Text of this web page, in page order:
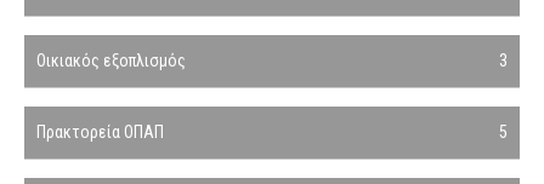
Οικιακός εξοπλισμός 3
Πρακτορεία ΟΠΑΠ 5